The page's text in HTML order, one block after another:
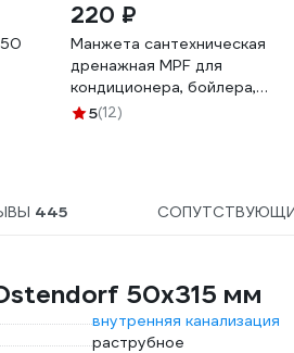
220 ₽
Манжета сантехническая
дренажная MPF для
кондиционера, бойлера,
сушильной машины,
5(12)
445
50х315 мм
внутренняя канализация
раструбное